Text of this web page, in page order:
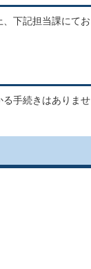
下記担当課にてお
手続きはありませ